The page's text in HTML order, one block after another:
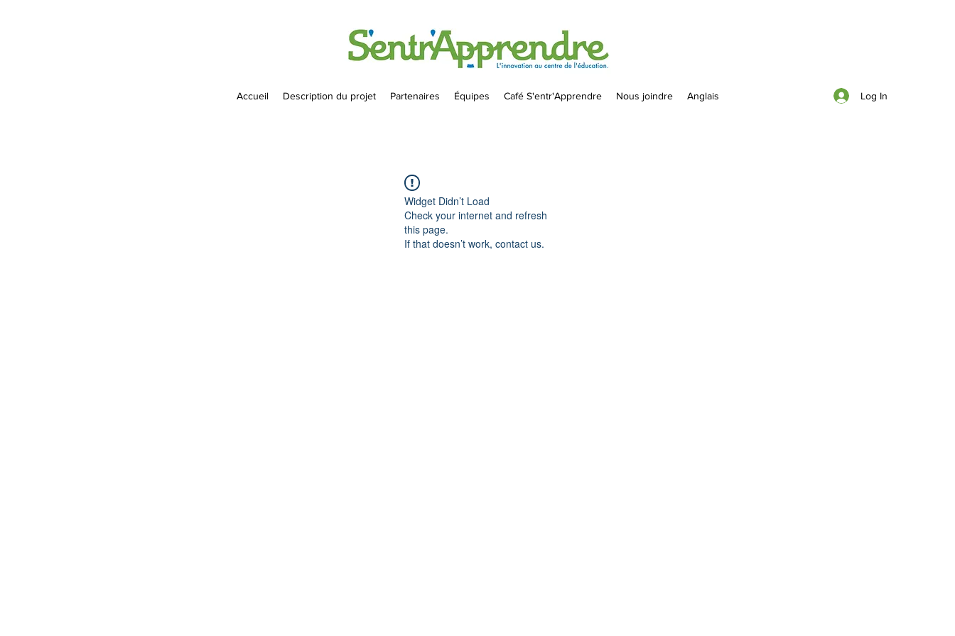
Accueil Description du projet Partenaires Équipes Café S'entr'Apprendre Nous joindre Anglais Log In
Widget Didn’t Load
Check your internet and refresh
this page.
If that doesn’t work, contact us.